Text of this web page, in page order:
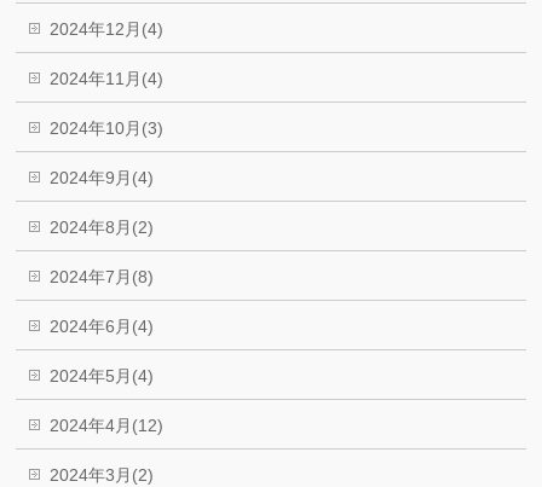
2024年12月(4)
2024年11月(4)
2024年10月(3)
2024年9月(4)
2024年8月(2)
2024年7月(8)
2024年6月(4)
2024年5月(4)
2024年4月(12)
2024年3月(2)